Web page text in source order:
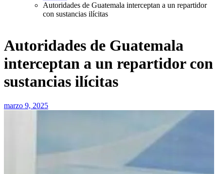
Autoridades de Guatemala interceptan a un repartidor
con sustancias ilícitas
Autoridades de Guatemala
interceptan a un repartidor con
sustancias ilícitas
marzo 9, 2025